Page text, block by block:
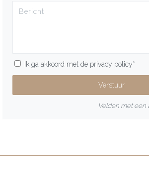
Ik ga akkoord met de privacy policy*
Velden met een